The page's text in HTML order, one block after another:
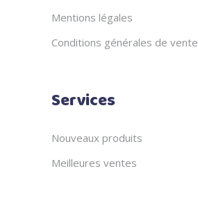
Mentions légales
Conditions générales de vente
Services
Nouveaux produits
Meilleures ventes